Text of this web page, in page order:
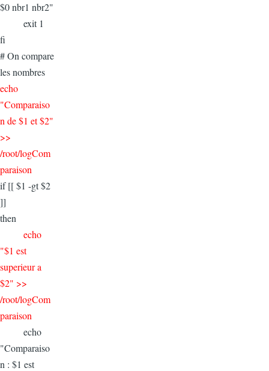
$0 nbr1 nbr2"
exit 1
fi
# On compare
les nombres
echo
"Comparaiso
n de $1 et $2"
>>
/root/logCom
paraison
if [[ $1 -gt $2
]]
then
echo
"$1 est
superieur a
$2" >>
/root/logCom
paraison
echo
"Comparaiso
n : $1 est